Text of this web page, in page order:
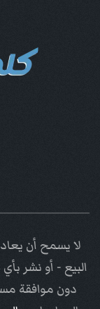
لا يسمح أن
البيع - أو نشر
دون موافقة